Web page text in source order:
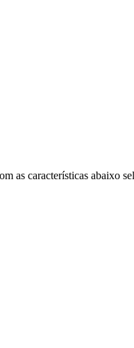
as características abaixo